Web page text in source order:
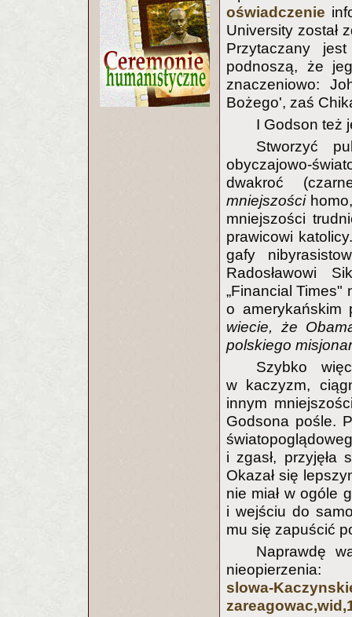
oświadczenie
University został
Przytaczany
podnoszą, że
znaczeniowo:
Bożego', zaś
I Godson też
Stworzyć
obyczajowo-
dwakroć
mniejszości
mniejszości
prawicowi
gafy
Radosławowi
„Financial Times"
o amerykańskim
wiecie, że
polskiego
Szybko
w kaczyzm,
innym
Godsona pośle.
i zgasł,
Okazał się
nie miał w ogóle
i wejściu do
mu się zapuścić
Naprawdę
slowa-